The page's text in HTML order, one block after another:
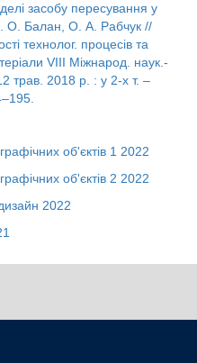
засобу пересування у
О. Балан, О. А. Рабчук //
технолог. процесів та
VІІІ Міжнарод. наук.-
трав. 2018 р. : у 2-х т. –
об'єктів 1 2022
об'єктів 2 2022
2022